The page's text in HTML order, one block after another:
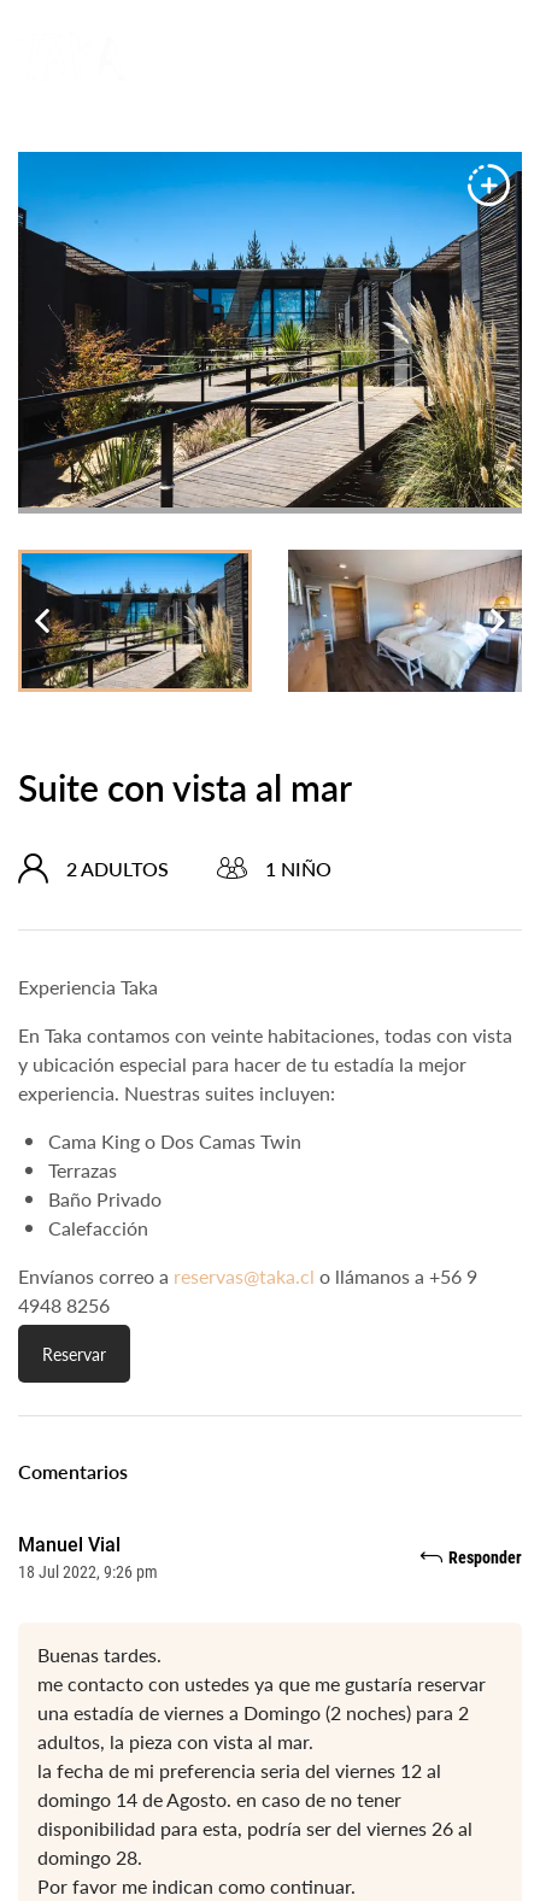
Suite con vista al mar
2 ADULTOS 1 NIÑO
Experiencia Taka
En Taka contamos con veinte habitaciones, todas con vista
y ubicación especial para hacer de tu estadía la mejor
experiencia. Nuestras suites incluyen:
Cama King o Dos Camas Twin
Terrazas
Baño Privado
Calefacción
Envíanos correo a reservas@taka.cl o llámanos a +56 9
4948 8256
Reservar
Comentarios
Manuel Vial
18 Jul 2022, 9:26 pm
Responder
Buenas tardes.
me contacto con ustedes ya que me gustaría reservar
una estadía de viernes a Domingo (2 noches) para 2
adultos, la pieza con vista al mar.
la fecha de mi preferencia seria del viernes 12 al
domingo 14 de Agosto. en caso de no tener
disponibilidad para esta, podría ser del viernes 26 al
domingo 28.
Por favor me indican como continuar.